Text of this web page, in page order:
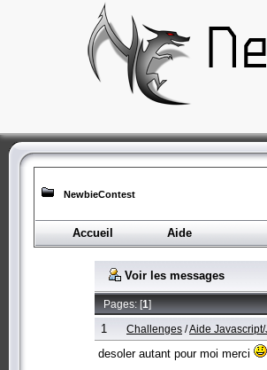
NewbieContest
Accueil Aide
Voir les messages
Pages: [1]
1 Challenges /Aide Javascript/
desoler autant pour moi merci